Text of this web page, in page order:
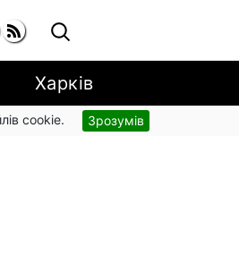
Харків
cookie. Зрозумів